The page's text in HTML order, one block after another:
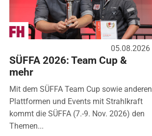
05.08.2026
SÜFFA 2026: Team Cup &
mehr
Mit dem SÜFFA Team Cup sowie anderen
Plattformen und Events mit Strahlkraft
kommt die SÜFFA (7.-9. Nov. 2026) den
Themen...